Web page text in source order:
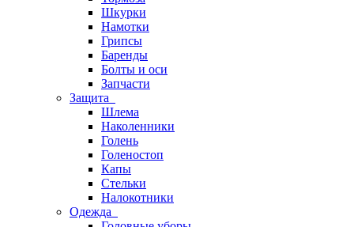
Шкурки
Намотки
Грипсы
Баренды
Болты и оси
Запчасти
Защита
Шлема
Наколенники
Голень
Голеностоп
Капы
Стельки
Налокотники
Одежда